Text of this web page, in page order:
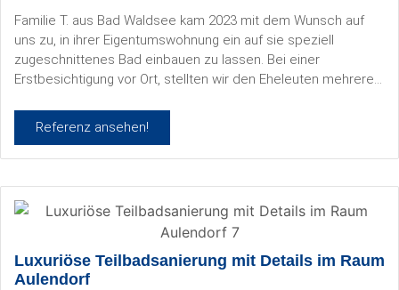
Familie T. aus Bad Waldsee kam 2023 mit dem Wunsch auf
uns zu, in ihrer Eigentumswohnung ein auf sie speziell
zugeschnittenes Bad einbauen zu lassen. Bei einer
Erstbesichtigung vor Ort, stellten wir den Eheleuten mehrere
entschieden sich für die aufwendige, aber schönste Lösung.
um das Bad zu vergrößern um der in Zukunft wachsenden
Referenz ansehen!
Luxuriöse Teilbadsanierung mit Details im Raum
Aulendorf